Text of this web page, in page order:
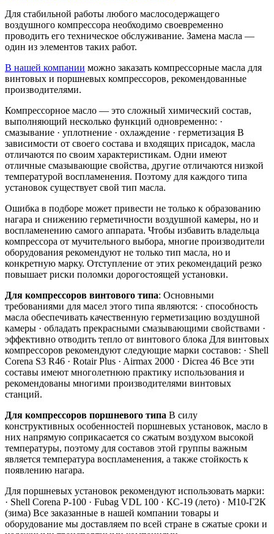
Для стабильной работы любого маслосодержащего
воздушного компрессора необходимо своевременно
проводить его техническое обслуживание. Замена масла —
один из элементов таких работ.
В нашей компании можно заказать компрессорные масла для
винтовых и поршневых компрессоров, рекомендованные
производителями.
Компрессорное масло — это сложный химический состав,
выполняющий несколько функций одновременно: ·
смазывание · уплотнение · охлаждение · герметизация В
зависимости от своего состава и входящих присадок, масла
отличаются по своим характеристикам. Одни имеют
отличные смазывающие свойства, другие отличаются низкой
температурой воспламенения. Поэтому для каждого типа
установок существует свой тип масла.
Ошибка в подборе может привести не только к образованию
нагара и снижению герметичности воздушной камеры, но и
воспламенению самого аппарата. Чтобы избавить владельца
компрессора от мучительного выбора, многие производители
оборудования рекомендуют не только тип масла, но и
конкретную марку. Отступление от этих рекомендаций резко
повышает риски поломки дорогостоящей установки.
Для компрессоров винтового типа: Основными
требованиями для масел этого типа являются: · способность
масла обеспечивать качественную герметизацию воздушной
камеры · обладать прекрасными смазывающими свойствами ·
эффективно отводить тепло от винтового блока Для винтовых
компрессоров рекомендуют следующие марки составов: · Shell
Corena S3 R46 · Rotair Plus · Airmax 2000 · Dicrea 46 Все эти
составы имеют многолетнюю практику использования и
рекомендованы многими производителями винтовых
станций.
Для компрессоров поршневого типа В силу
конструктивных особенностей поршневых установок, масло в
них напрямую соприкасается со сжатым воздухом высокой
температуры, поэтому для составов этой группы важным
является температура воспламенения, а также стойкость к
появлению нагара.
Для поршневых установок рекомендуют использовать марки:
· Shell Corena P-100 · Fubag VDL 100 · КС-19 (лето) · М10-Г2К
(зима) Все заказанные в нашей компании товары и
оборудование мы доставляем по всей стране в сжатые сроки и